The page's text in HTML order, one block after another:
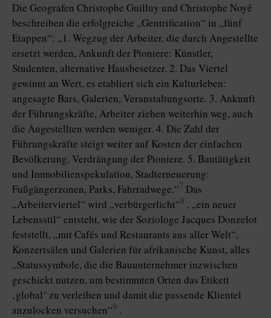
Die Geografen Christophe Guilluy und Christophe Noyé
beschreiben die erfolgreiche „Gentrification“ in „fünf
Etappen“: „1. Wegzug der Arbeiter, die durch Angestellte
ersetzt werden, Ankunft der Pioniere: Künstler,
Studenten, alternative Hausbesetzer. 2. Das Viertel
gewinnt an Wert, es etabliert sich ein Kulturleben:
angesagte Bars, Galerien, Veranstaltungsorte. 3. Ankunft
der Führungskräfte, Arbeiter ziehen weiterhin weg, auch
die Angestellten werden weniger. 4. Die Zahl der
Führungskräfte steigt weiter auf Kosten der einfachen
Bevölkerung, Verdrängung der Pioniere. 5. Bautätigkeit
und Immobilienspekulation, Stadterneuerung:
Fußgängerzonen, Parks, Fahrradwege.“7 Das
„Arbeiterviertel“ wird „verbürgerlicht“8 , „ein neuer
Lebensstil“ entsteht, wie der Soziologe Jacques Donzelot
feststellt, „mit Cafés und Restaurants aus aller Welt“,
Konzertsälen und Galerien für afrikanische Kunst, alles
„Statussymbole, die die Bauunternehmer inzwischen
geschickt nutzen, um bestimmten Orten das Etikett
‚global‘ zu verleihen und damit die passende Klientel
anzulocken versuchen“9 .